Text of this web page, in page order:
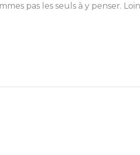
pas les seuls à y penser.